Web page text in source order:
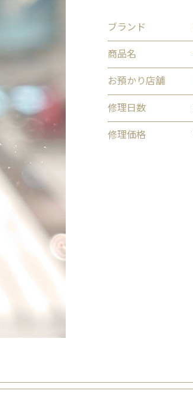
ブランド
商品名
お預かり店舗
修理日数
修理価格